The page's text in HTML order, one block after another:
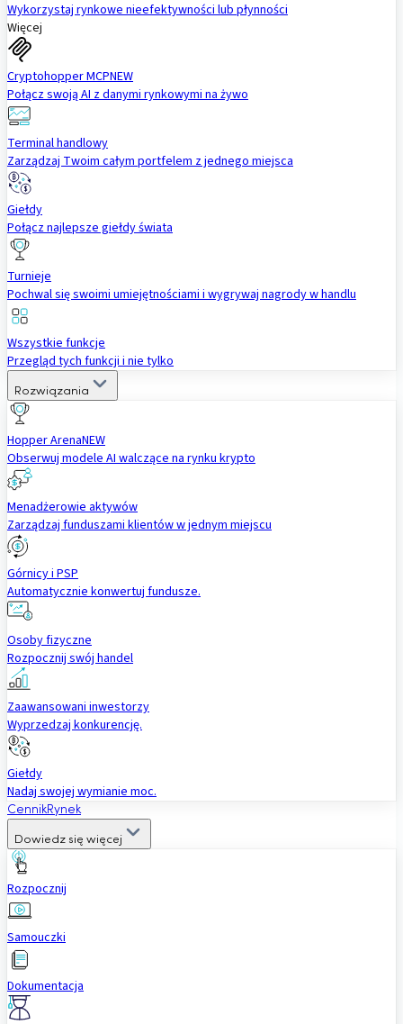
Wykorzystaj rynkowe nieefektywności lub płynności
Więcej
Cryptohopper MCPNEW
Połącz swoją AI z danymi rynkowymi na żywo
Terminal handlowy
Zarządzaj Twoim całym portfelem z jednego miejsca
Giełdy
Połącz najlepsze giełdy świata
Turnieje
Pochwal się swoimi umiejętnościami i wygrywaj nagrody w handlu
Wszystkie funkcje
Przegląd tych funkcji i nie tylko
Rozwiązania
Hopper ArenaNEW
Obserwuj modele AI walczące na rynku krypto
Menadżerowie aktywów
Zarządzaj funduszami klientów w jednym miejscu
Górnicy i PSP
Automatycznie konwertuj fundusze.
Osoby fizyczne
Rozpocznij swój handel
Zaawansowani inwestorzy
Wyprzedzaj konkurencję.
Giełdy
Nadaj swojej wymianie moc.
CennikRynek
Dowiedz się więcej
Rozpocznij
Samouczki
Dokumentacja